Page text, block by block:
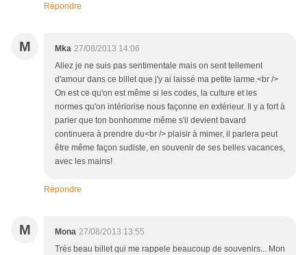
Répondre
M Mka 27/08/2013 14:06
Allez je ne suis pas sentimentale mais on sent tellement
d'amour dans ce billet que j'y ai laissé ma petite larme.<br />
On est ce qu'on est même si les codes, la culture et les
normes qu'on intériorise nous façonne en extérieur. Il y a fort à
parier que ton bonhomme même s'il devient bavard
continuera à prendre du<br /> plaisir à mimer, il parlera peut
être même façon sudiste, en souvenir de ses belles vacances,
avec les mains!
Répondre
M Mona 27/08/2013 13:55
Très beau billet qui me rappele beaucoup de souvenirs... Mon